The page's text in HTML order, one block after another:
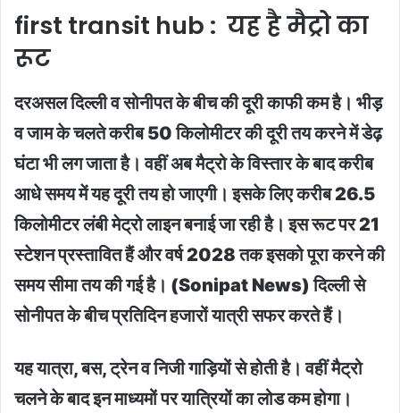
first transit hub : यह है मैट्रो का
रूट
दरअसल दिल्ली व सोनीपत के बीच की दूरी काफी कम है। भीड़
व जाम के चलते करीब 50 किलोमीटर की दूरी तय करने में डेढ़
घंटा भी लग जाता है। वहीं अब मैट्रो के विस्तार के बाद करीब
आधे समय में यह दूरी तय हो जाएगी। इसके लिए करीब 26.5
किलोमीटर लंबी मेट्रो लाइन बनाई जा रही है। इस रूट पर 21
स्टेशन प्रस्तावित हैं और वर्ष 2028 तक इसको पूरा करने की
समय सीमा तय की गई है। (Sonipat News) दिल्ली से
सोनीपत के बीच प्रतिदिन हजारों यात्री सफर करते हैं।
यह यात्रा, बस, ट्रेन व निजी गाड़ियों से होती है। वहीं मैट्रो
चलने के बाद इन माध्यमों पर यात्रियों का लोड कम होगा।